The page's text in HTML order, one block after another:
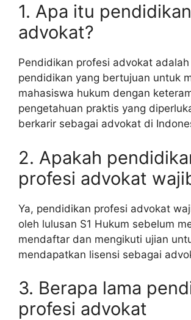
1. Apa itu
advokat?
Pendidikan profesi advokat
pendidikan yang bertujuan untuk
mahasiswa hukum dengan
pengetahuan praktis yang
berkarir sebagai advokat di
2. Apakah
profesi advokat
Ya, pendidikan profesi advokat
oleh lulusan S1 Hukum sebelum
mendaftar dan mengikuti ujian
mendapatkan lisensi sebagai
3. Berapa lama
profesi advokat